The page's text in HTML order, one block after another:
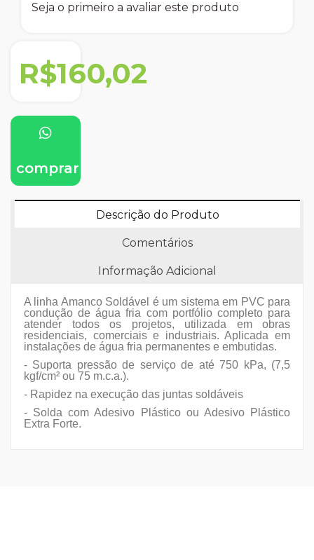
Seja o primeiro a avaliar este produto
R$160,02
comprar
Descrição do Produto
Comentários
Informação Adicional
A linha Amanco Soldável é um sistema em PVC para
condução de água fria com portfólio completo para
atender todos os projetos, utilizada em obras
residenciais, comerciais e industriais. Aplicada em
instalações de água fria permanentes e embutidas.
- Suporta pressão de serviço de até 750 kPa, (7,5
kgf/cm² ou 75 m.c.a.).
- Rapidez na execução das juntas soldáveis
- Solda com Adesivo Plástico ou Adesivo Plástico
Extra Forte.